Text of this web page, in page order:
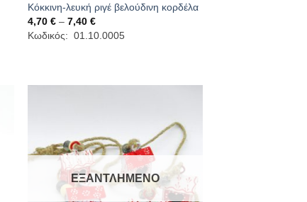
Κόκκινη-λευκή ριγέ βελούδινη κορδέλα
4,70€ – 7,40€Price
range:
4,70 €
Κωδικός: 01.10.0005
ΕΞΑΝΤΛΗΜΈΝΟ